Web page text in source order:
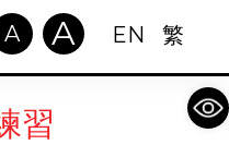
A A EN 繁
習